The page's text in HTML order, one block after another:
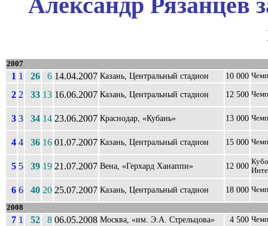
2007
1 1 26 6 14.04.2007 Казань, Центральный стадион 10 000
2 2 33 13 16.06.2007 Казань, Центральный стадион 12 500
3 3 34 14 23.06.2007 Краснодар, «Кубань» 13 000
4 4 36 16 01.07.2007 Казань, Центральный стадион 15 000
5 5 39 19 21.07.2007 Вена, «Герхард Ханаппи» 12 000
6 6 40 20 25.07.2007 Казань, Центральный стадион 18 000
2008
7 1 52 8 06.05.2008 Москва, «им. Э.А. Стрельцова» 4 500